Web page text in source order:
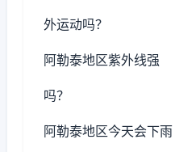
外运动吗？
阿勒泰地区紫外线强
吗？
阿勒泰地区今天会下雨